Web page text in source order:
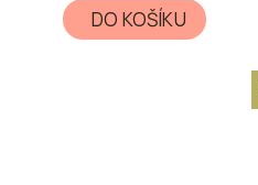
DO KOŠÍKU